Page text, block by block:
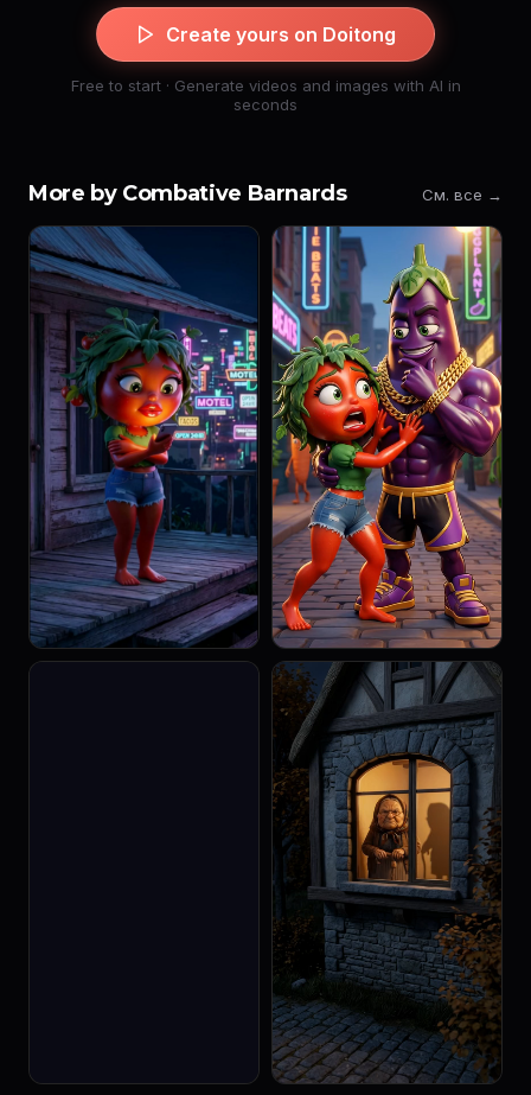
Create yours on Doitong
Free to start · Generate videos and images with AI in
seconds
More by Combative Barnards См. все →